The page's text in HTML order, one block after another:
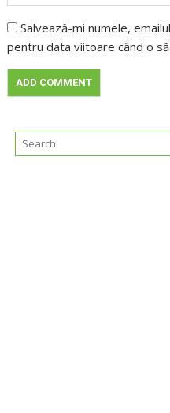
Salvează-mi numele,
pentru data viitoare când o